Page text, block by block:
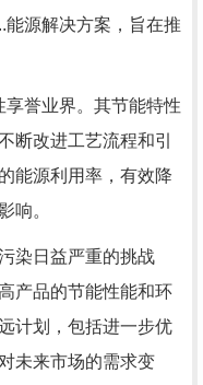
源解决方案，旨在推
誉业界。其节能特性
断改进工艺流程和引
能源利用率，有效降
响。
染日益严重的挑战
产品的节能性能和环
计划，包括进一步优
未来市场的需求变